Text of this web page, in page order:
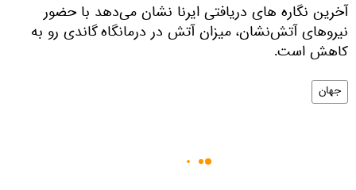
آخرین نگاره های دریافتی ایرنا نشان می‌دهد با حضور
نیروهای آتش‌نشان، میزان آتش در درمانگاه گاندی رو به
کاهش است.
جهان